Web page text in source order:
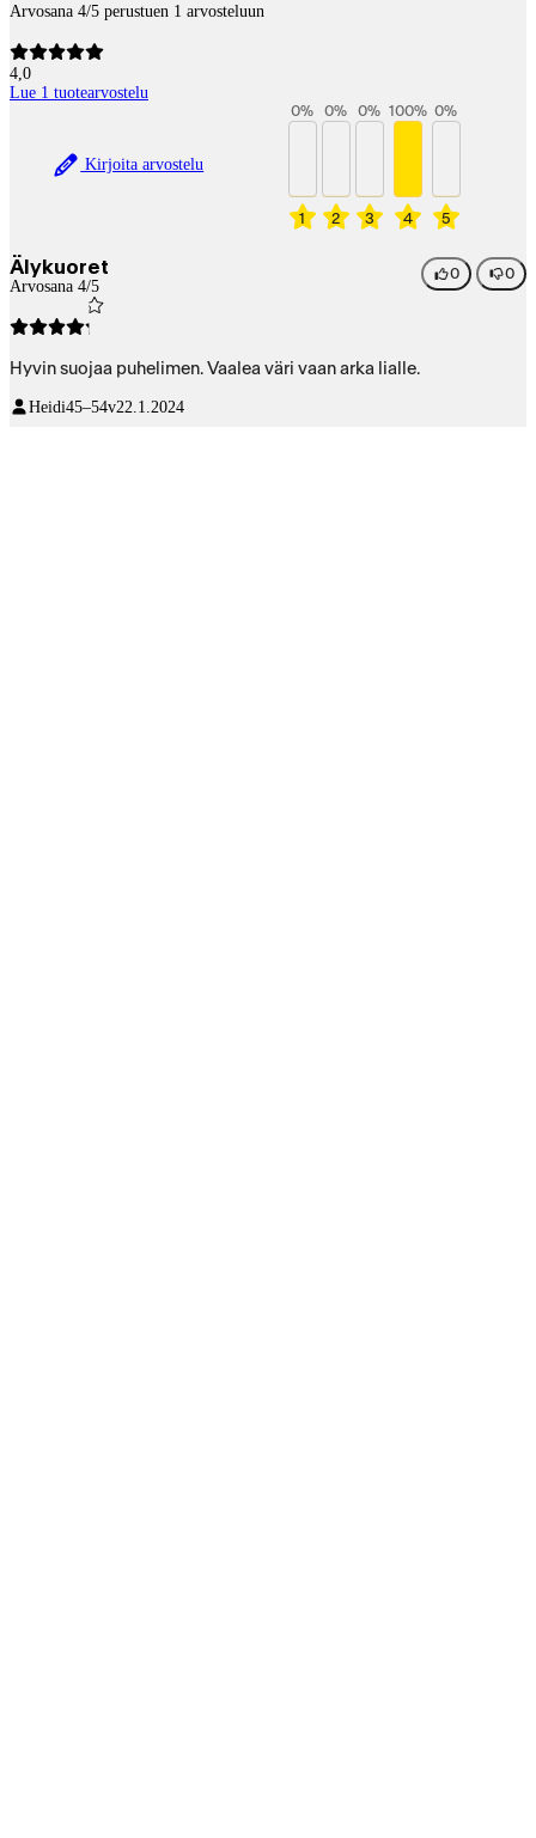
Arvosana 4/5 perustuen 1 arvosteluun
4,0
Lue 1 tuotearvostelu
Kirjoita arvostelu
1
0%
2
0%
3
0%
4
100%
5
0%
Älykuoret
Arvosana 4/5
0 0
Hyvin suojaa puhelimen. Vaalea väri vaan arka lialle.
Heidi45–54v22.1.2024